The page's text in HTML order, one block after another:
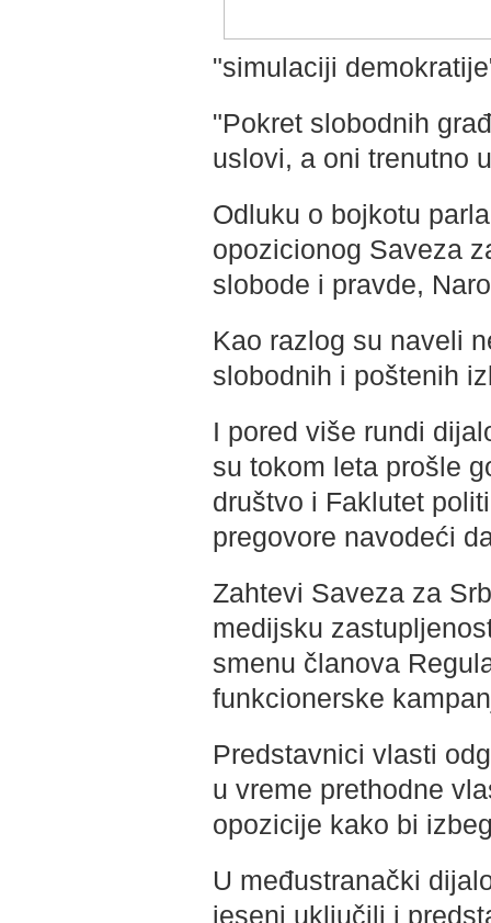
"simulaciji
"Pokret slobodnih
uslovi, a oni trenutno
Odluku o bojkotu
opozicionog Saveza
slobode i pravde,
Kao razlog su naveli
slobodnih i poštenih
I pored više rundi
su tokom leta prošle
društvo i Faklutet
pregovore navodeći
Zahtevi Saveza za
medijsku
smenu članova
funkcionerske
Predstavnici vlasti
u vreme prethodne
opozicije kako bi
U međustranački
jeseni uključili i